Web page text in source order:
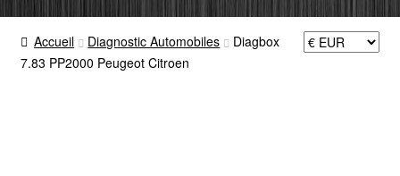
ACCUEIL
BOUTIQUE
Accueil Diagnostic Automobiles
Diagbox
7.83 PP2000 Peugeot Citroen